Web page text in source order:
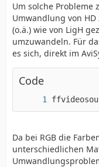
Um solche Probleme
Umwandlung von
(o.ä.) wie von LigH
umzuwandeln. Für
es sich, direkt im
Code
Da bei RGB die
unterschiedlichen